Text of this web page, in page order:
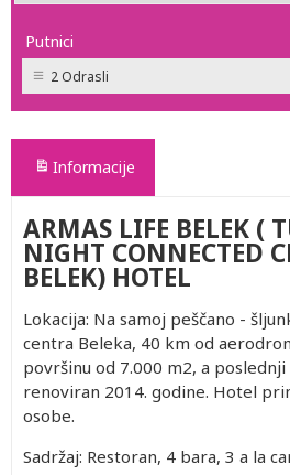
Putnici
2 Odrasli
Informacije
ARMAS LIFE BELEK (
NIGHT CONNECTED
BELEK) HOTEL
Lokacija: Na samoj peščano -
centra Beleka, 40 km od
površinu od 7.000 m2, a
renoviran 2014. godine. Hotel
osobe.
Sadržaj: Restoran, 4 bara, 3 a la